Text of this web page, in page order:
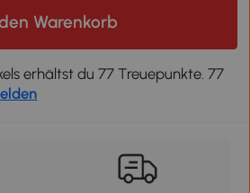
Warenkorb
erhältst du 77 Treuepunkte. 77